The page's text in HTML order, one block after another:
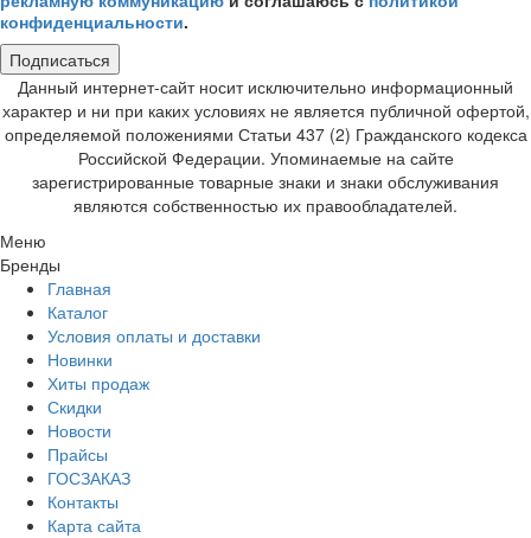
конфиденциальности.
Подписаться
Данный интернет-сайт носит исключительно информационный
характер и ни при каких условиях не является публичной офертой,
определяемой положениями Статьи 437 (2) Гражданского кодекса
Российской Федерации. Упоминаемые на сайте
зарегистрированные товарные знаки и знаки обслуживания
являются собственностью их правообладателей.
Меню
Бренды
Главная
Каталог
Условия оплаты и доставки
Новинки
Хиты продаж
Скидки
Новости
Прайсы
ГОСЗАКАЗ
Контакты
Карта сайта